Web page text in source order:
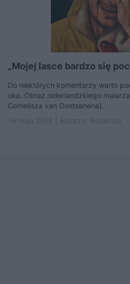
„Mojej lasce bardzo się
Do niektórych komentarzy warto
oka. Obraz niderlandzkiego
Cornelisza van Oostsanena).